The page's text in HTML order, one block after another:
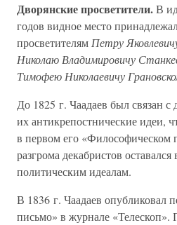
Дворянские просветители.В
годов видное место
просветителям Петру
Николаю Владимировичу
Тимофею Николаевичу
До 1825 г. Чаадаев был связан с
их антикрепостнические идеи,
в первом его «Философическом
разгрома декабристов
политическим идеалам.
В 1836 г. Чаадаев опубликовал
письмо» в журнале «Телескоп».